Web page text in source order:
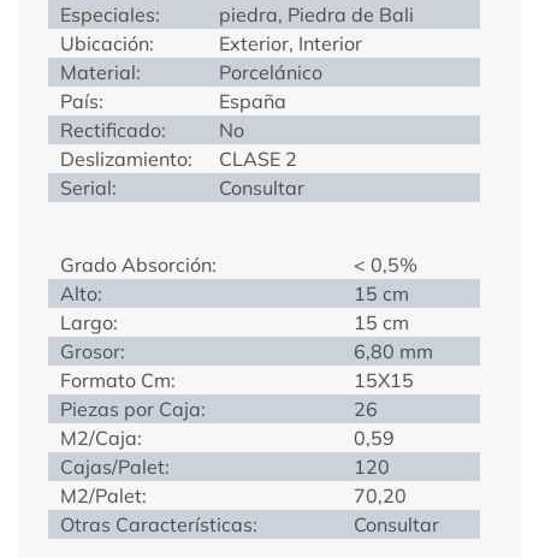
Especiales:
piedra, Piedra de Bali
Ubicación:
Exterior, Interior
Material:
Porcelánico
País:
España
Rectificado:
No
Deslizamiento:
CLASE 2
Serial:
Consultar
Grado Absorción:
< 0,5%
Alto:
15 cm
Largo:
15 cm
Grosor:
6,80 mm
Formato Cm:
15X15
Piezas por Caja:
26
M2/Caja:
0,59
Cajas/Palet:
120
M2/Palet:
70,20
Otras Características:
Consultar